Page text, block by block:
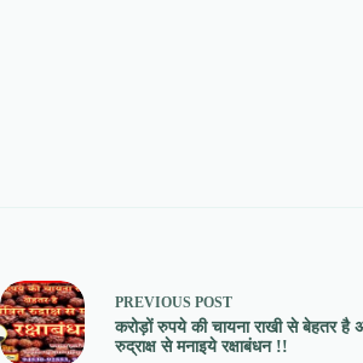
PREVIOUS POST
करोड़ों रुपये की चायना राखी से बेहतर है
रुद्राक्ष से मनाइये रक्षाबंधन !!